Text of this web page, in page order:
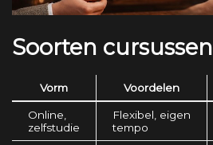
Soorten cursussen
Vorm Voordelen
Online,
zelfstudie
Flexibel, eigen
tempo